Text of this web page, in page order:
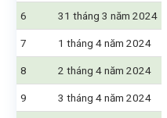
6 31 tháng 3 năm 2024
7 1 tháng 4 năm 2024
8 2 tháng 4 năm 2024
9 3 tháng 4 năm 2024